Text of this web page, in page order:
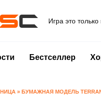
Игра это
Бестселлер
» БУМАЖНАЯ МОДЕЛЬ TERRAN